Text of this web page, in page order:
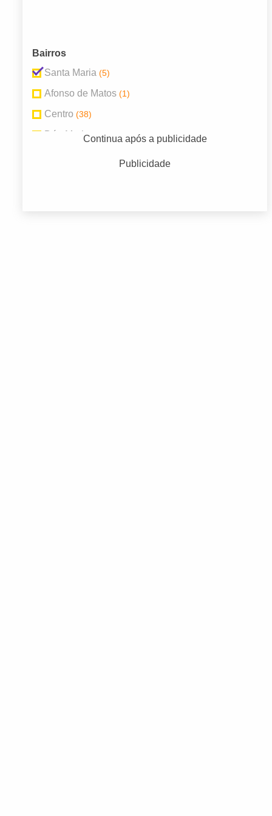
Bairros
Santa Maria (5)
Afonso de Matos (1)
Centro (38)
Déa Marly(2)
Continua após a publicidade
Publicidade